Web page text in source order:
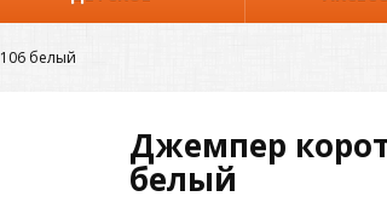
белый
Джемпер
белый